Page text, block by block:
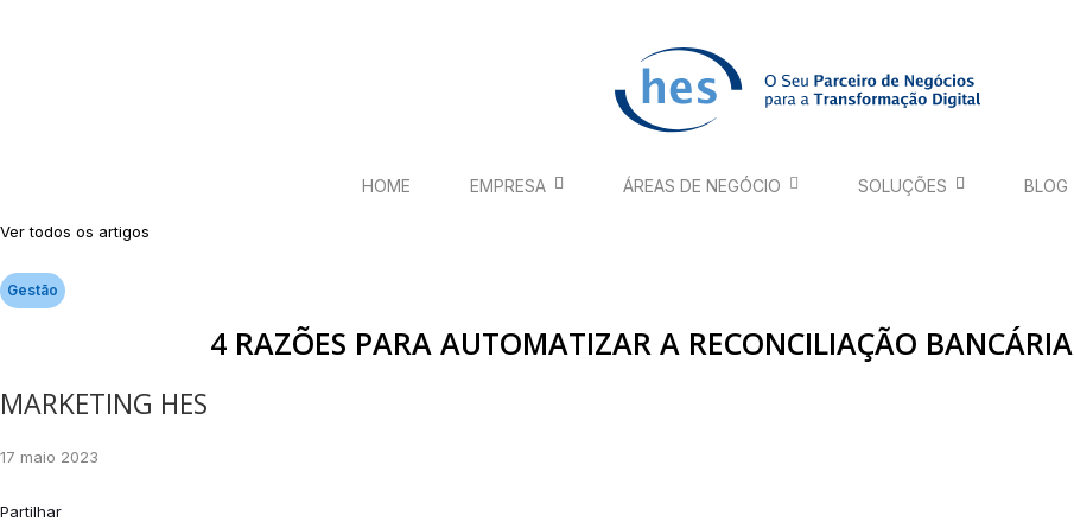
HOME EMPRESA ÁREAS DE NEGÓCIO SOLUÇÕES BLOG
Ver todos os artigos
Gestão
4 RAZÕES PARA AUTOMATIZAR A RECONCILIAÇÃO BANCÁRIA
MARKETING HES
17 maio 2023
Partilhar